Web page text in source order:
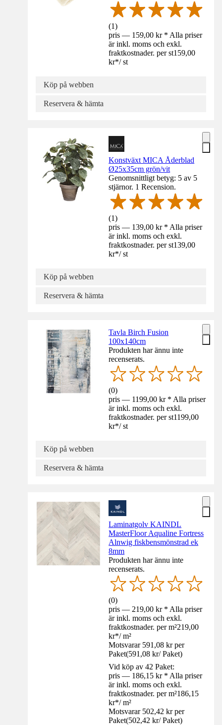
(1)
pris — 159,00 kr * Alla priser
är inkl. moms och exkl.
fraktkostnader. per st159,00
kr*/ st
Köp på webben
Reservera & hämta
Konstväxt MICA Åderblad
Ø25x35cm grön/vit
Genomsnittligt betyg: 5 av 5
stjärnor. 1 Recension.
(1)
pris — 139,00 kr * Alla priser
är inkl. moms och exkl.
fraktkostnader. per st139,00
kr*/ st
Köp på webben
Reservera & hämta
Tavla Birch Fusion
100x140cm
Produkten har ännu inte
recenserats.
(0)
pris — 1199,00 kr * Alla priser
är inkl. moms och exkl.
fraktkostnader. per st1199,00
kr*/ st
Köp på webben
Reservera & hämta
Laminatgolv KAINDL
MasterFloor Aqualine Fortress
Alnwig fiskbensmönstrad ek
8mm
Produkten har ännu inte
recenserats.
(0)
pris — 219,00 kr * Alla priser
är inkl. moms och exkl.
fraktkostnader. per m²219,00
kr*/ m²
Motsvarar 591,08 kr per
Paket(591,08 kr/ Paket)
Vid köp av 42 Paket:
pris — 186,15 kr * Alla priser
är inkl. moms och exkl.
fraktkostnader. per m²186,15
kr*/ m²
Motsvarar 502,42 kr per
Paket(502,42 kr/ Paket)